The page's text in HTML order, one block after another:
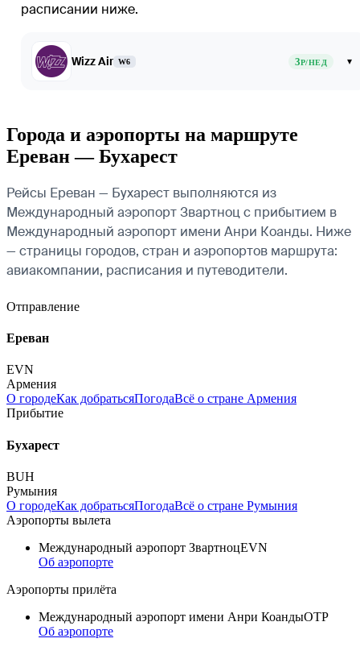
расписании ниже.
Wizz Air W6 3Р/НЕД ▾
Города и аэропорты на маршруте
Ереван — Бухарест
Рейсы Ереван — Бухарест выполняются из
Международный аэропорт Звартноц с прибытием в
Международный аэропорт имени Анри Коанды. Ниже
— страницы городов, стран и аэропортов маршрута:
авиакомпании, расписания и путеводители.
Отправление
Ереван
EVN
Армения
О городеКак добратьсяПогодаВсё о стране Армения
Прибытие
Бухарест
BUH
Румыния
О городеКак добратьсяПогодаВсё о стране Румыния
Аэропорты вылета
Международный аэропорт ЗвартноцEVN
Об аэропорте
Аэропорты прилёта
Международный аэропорт имени Анри КоандыOTP
Об аэропорте